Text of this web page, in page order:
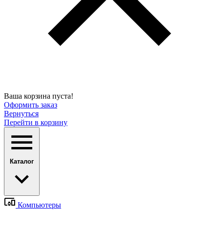
Ваша корзина пуста!
Оформить заказ
Вернуться
Перейти в корзину
Каталог
Компьютеры